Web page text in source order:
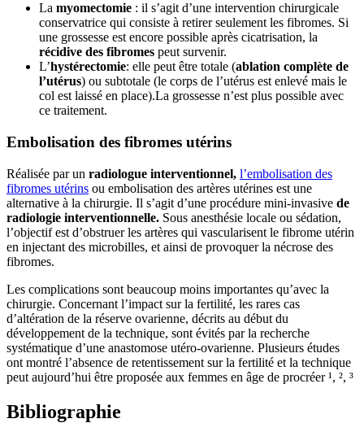
La myomectomie : il s’agit d’une intervention chirurgicale
conservatrice qui consiste à retirer seulement les fibromes. Si
une grossesse est encore possible après cicatrisation, la
récidive des fibromes peut survenir.
L’hystérectomie: elle peut être totale (ablation complète de
l’utérus) ou subtotale (le corps de l’utérus est enlevé mais le
col est laissé en place).La grossesse n’est plus possible avec
ce traitement.
Embolisation des fibromes utérins
Réalisée par un radiologue interventionnel, l’embolisation des
fibromes utérins ou embolisation des artères utérines est une
alternative à la chirurgie. Il s’agit d’une procédure mini-invasive de
radiologie interventionnelle. Sous anesthésie locale ou sédation,
l’objectif est d’obstruer les artères qui vascularisent le fibrome utérin
en injectant des microbilles, et ainsi de provoquer la nécrose des
fibromes.
Les complications sont beaucoup moins importantes qu’avec la
chirurgie. Concernant l’impact sur la fertilité, les rares cas
d’altération de la réserve ovarienne, décrits au début du
développement de la technique, sont évités par la recherche
systématique d’une anastomose utéro-ovarienne. Plusieurs études
ont montré l’absence de retentissement sur la fertilité et la technique
peut aujourd’hui être proposée aux femmes en âge de procréer ¹, ², ³
Bibliographie